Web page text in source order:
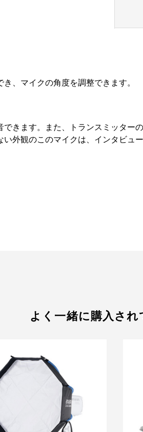
、マイクの角度を調整できます。
きます。また、トランスミッタ
外観のこのマイクは、インタビュ
よく一緒に購入され